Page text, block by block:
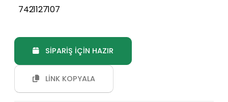
7421127107
SİPARİŞ İÇİN HAZIR
LİNK KOPYALA